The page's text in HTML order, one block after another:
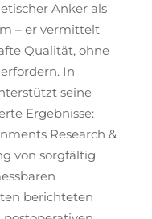
Anker als
– er vermittelt
Qualität, ohne
In
seine
Ergebnisse:
Research &
von sorgfältig
berichteten